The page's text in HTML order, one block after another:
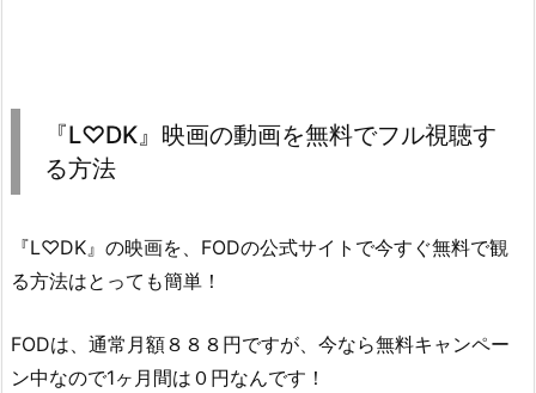
『L♡DK』映画の動画を無料でフル視聴す
る方法
『L♡DK』の映画を、FODの公式サイトで今すぐ無料で観
る方法はとっても簡単！
FODは、通常月額８８８円ですが、今なら無料キャンペー
ン中なので1ヶ月間は０円なんです！